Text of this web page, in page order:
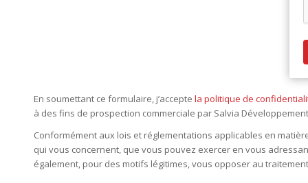
En soumettant ce formulaire, j’accepte la politique de
à des fins de prospection commerciale par Salvia
Conformément aux lois et réglementations applicables en
qui vous concernent, que vous pouvez exercer en vous
également, pour des motifs légitimes, vous opposer au